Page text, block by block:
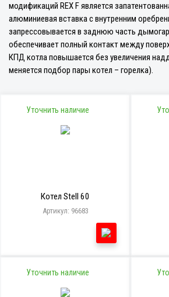
модификаций REX F является
алюминиевая вставка с внутренним
запрессовывается в заднюю часть
обеспечивает полный контакт между
КПД котла повышается без увеличения
меняется подбор пары котел – горелка).
Уточнить наличие
Котел Stell 60
Артикул: 96683
Уточнить наличие